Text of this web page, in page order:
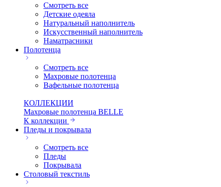
Смотреть все
Детские одеяла
Натуральный наполнитель
Искуcственный наполнитель
Наматрасники
Полотенца
Смотреть все
Махровые полотенца
Вафельные полотенца
КОЛЛЕКЦИИ
Махровые полотенца BELLE
К коллекции
Пледы и покрывала
Смотреть все
Пледы
Покрывала
Столовый текстиль